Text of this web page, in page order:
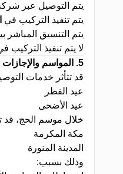
يتم التوصيل عبر
يتم تنفيذ التركيب في
يتم التنسيق المباشر
لا يتم تنفيذ
5
. المواسم
قد تتأثر خدمات
عيد الفطر
عيد الأضحى
خلال موسم الحج، قد
مكة المكرمة
المدينة المنورة
وذلك بسبب: